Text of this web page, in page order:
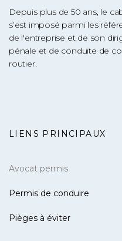
Depuis plus de 50 ans, le
s’est imposé parmi les
de l'entreprise et de son
pénale et de conduite de
routier.
LIENS PRINCIPAUX
Avocat permis
Permis de conduire
Pièges à éviter